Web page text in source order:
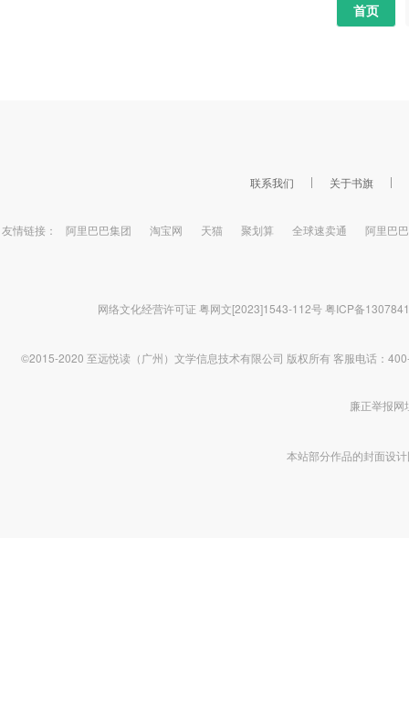
首页
联系我们 关于书旗
友情链接： 阿里巴巴集团 淘宝网 天猫 聚划算 全球速卖通 阿里巴
网络文化经营许可证 粤网文[2023]1543-112号粤ICP备
©2015-2020 至远悦读（广州）文学信息技术有限公司 版权所有 客服电话：
廉正举报
本站部分作品的封面设